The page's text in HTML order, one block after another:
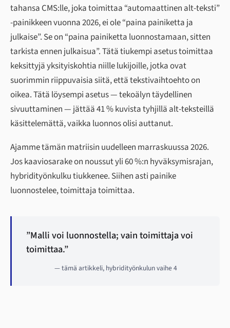
tahansa CMS:lle, joka toimittaa “automaattinen alt-teksti”
-painikkeen vuonna 2026, ei ole “paina painiketta ja
julkaise”. Se on “paina painiketta luonnostamaan, sitten
tarkista ennen julkaisua”. Tätä tiukempi asetus toimittaa
keksittyjä yksityiskohtia niille lukijoille, jotka ovat
suorimmin riippuvaisia siitä, että tekstivaihtoehto on
oikea. Tätä löysempi asetus — tekoälyn täydellinen
sivuuttaminen — jättää 41 % kuvista tyhjillä alt-teksteillä
käsittelemättä, vaikka luonnos olisi auttanut.
Ajamme tämän matriisin uudelleen marraskuussa 2026.
Jos kaaviosarake on noussut yli 60 %:n hyväksymisrajan,
hybridityönkulku tiukkenee. Siihen asti painike
luonnostelee, toimittaja toimittaa.
”Malli voi luonnostella; vain toimittaja voi
toimittaa.”
— tämä artikkeli, hybridityönkulun vaihe 4